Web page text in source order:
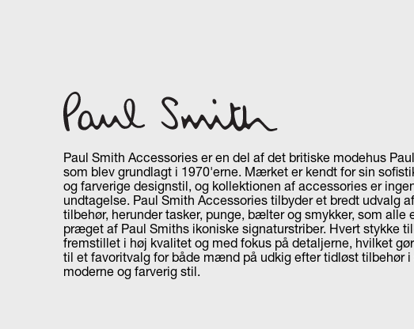
Paul Smith Accessories er en del af det britiske modehus
som blev grundlagt i 1970'erne. Mærket er kendt for sin
og farverige designstil, og kollektionen af accessories er
undtagelse. Paul Smith Accessories tilbyder et bredt udvalg af
tilbehør, herunder tasker, punge, bælter og smykker, som alle
præget af Paul Smiths ikoniske signaturstriber. Hvert stykke
fremstillet i høj kvalitet og med fokus på detaljerne, hvilket
til et favoritvalg for både mænd på udkig efter tidløst tilbehør i
moderne og farverig stil.